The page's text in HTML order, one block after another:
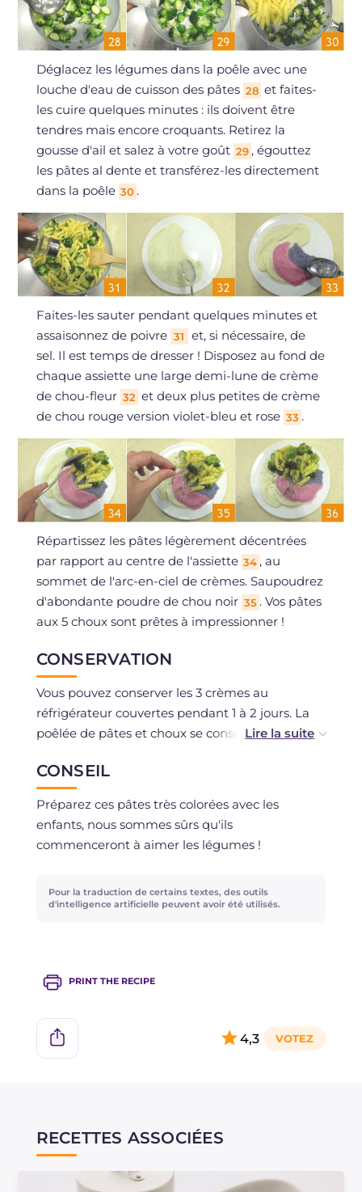
Déglacez les légumes dans la poêle avec une
louche d'eau de cuisson des pâtes 28 et faites-
les cuire quelques minutes : ils doivent être
tendres mais encore croquants. Retirez la
gousse d'ail et salez à votre goût 29 , égouttez
les pâtes al dente et transférez-les directement
dans la poêle 30 .
Faites-les sauter pendant quelques minutes et
assaisonnez de poivre 31
et, si nécessaire, de
sel. Il est temps de dresser ! Disposez au fond de
chaque assiette une large demi-lune de crème
de chou-fleur 32 et deux plus petites de crème
de chou rouge version violet-bleu et rose 33 .
Répartissez les pâtes légèrement décentrées
par rapport au centre de l'assiette 34 , au
sommet de l'arc-en-ciel de crèmes. Saupoudrez
d'abondante poudre de chou noir 35 . Vos pâtes
aux 5 choux sont prêtes à impressionner !
CONSERVATION
Vous pouvez conserver les 3 crèmes au
réfrigérateur couvertes pendant 1 à 2 jours. La
poêlée de pâtes et choux se conserve au
pouvez conserver le chou noir séché jusqu'à 1
mois dans un endroit frais et sec, fermé dans un
bocal hermétique.
CONSEIL
Préparez ces pâtes très colorées avec les
enfants, nous sommes sûrs qu'ils
commenceront à aimer les légumes !
Pour la traduction de certains textes, des outils
d'intelligence artificielle peuvent avoir été utilisés.
PRINT THE RECIPE
4,3
RECETTES ASSOCIÉES